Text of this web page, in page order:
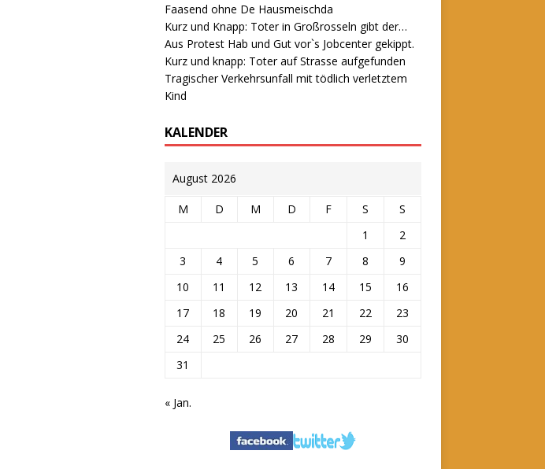
Faasend ohne De Hausmeischda
Kurz und Knapp: Toter in Großrosseln gibt der…
Aus Protest Hab und Gut vor`s Jobcenter gekippt.
Kurz und knapp: Toter auf Strasse aufgefunden
Tragischer Verkehrsunfall mit tödlich verletztem
Kind
KALENDER
August 2026
M D M D F S
S
1
2
3
4 5 6 7 8
9
10
11 12 13 14 15
16
17
18 19 20 21 22
23
24
25 26 27 28 29
30
31
« Jan.